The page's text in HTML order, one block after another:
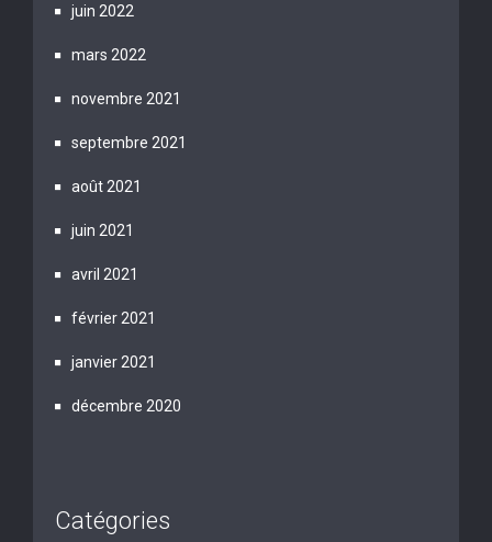
juin 2022
mars 2022
novembre 2021
septembre 2021
août 2021
juin 2021
avril 2021
février 2021
janvier 2021
décembre 2020
Catégories